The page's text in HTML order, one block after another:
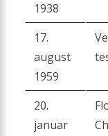
1938
17.
august
1959
20.
januar